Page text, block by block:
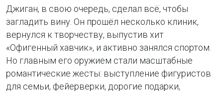
Джиган, в свою очередь, сделал всё, чтобы
загладить вину. Он прошёл несколько клиник,
вернулся к творчеству, выпустив хит
«Офигенный хавчик», и активно занялся спортом.
Но главным его оружием стали масштабные
романтические жесты: выступление фигуристов
для семьи, фейерверки, дорогие подарки,